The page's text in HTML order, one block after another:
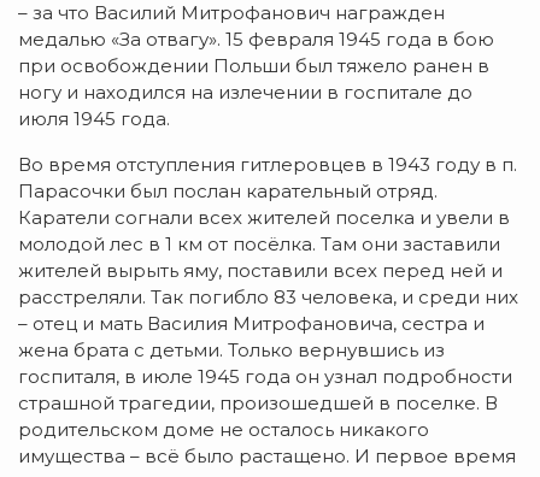
– за что Василий Митрофанович награжден
медалью «За отвагу». 15 февраля 1945 года в бою
при освобождении Польши был тяжело ранен в
ногу и находился на излечении в госпитале до
июля 1945 года.
Во время отступления гитлеровцев в 1943 году в п.
Парасочки был послан карательный отряд.
Каратели согнали всех жителей поселка и увели в
молодой лес в 1 км от посёлка. Там они заставили
жителей вырыть яму, поставили всех перед ней и
расстреляли. Так погибло 83 человека, и среди них
– отец и мать Василия Митрофановича, сестра и
жена брата с детьми. Только вернувшись из
госпиталя, в июле 1945 года он узнал подробности
страшной трагедии, произошедшей в поселке. В
родительском доме не осталось никакого
имущества – всё было растащено. И первое время